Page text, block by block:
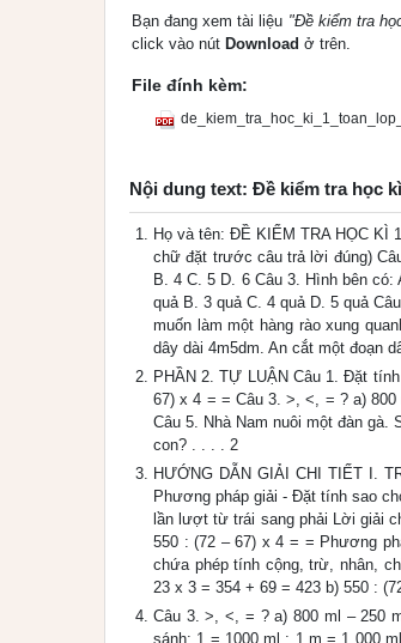
Bạn đang xem tài liệu "Đề kiểm tra
click vào nút Download ở trên.
File đính kèm:
Nội dung text: Đề kiểm tra học
Họ và tên: ĐỀ KIỂM TRA HỌC KÌ
chữ đặt trước câu trả lời đúng)
B. 4 C. 5 D. 6 Câu 3. Hình bên
quả B. 3 quả C. 4 quả D. 5 quả
muốn làm một hàng rào xung
dây dài 4m5dm. An cắt một đoạn
PHẦN 2. TỰ LUẬN Câu 1. Đặt
67) x 4 = = Câu 3. >, <, = ? a)
Câu 5. Nhà Nam nuôi một đàn gà.
con? . . . . 2
HƯỚNG DẪN GIẢI CHI TIẾT I.
Phương pháp giải - Đặt tính sao
lần lượt từ trái sang phải Lời giải
550 : (72 – 67) x 4 = = Phương
chứa phép tính cộng, trừ, nhân,
23 x 3 = 354 + 69 = 423 b) 550 :
Câu 3. >, <, = ? a) 800 ml – 250
sánh: 1 = 1000 ml ; 1 m = 1 000